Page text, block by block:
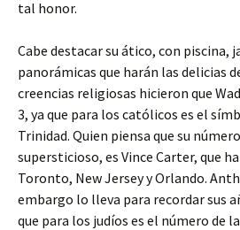
tal honor.
Cabe destacar su ático, con piscina,
panorámicas que harán las delicias
creencias religiosas hicieron que
3, ya que para los católicos es el
Trinidad. Quien piensa que su
supersticioso, es Vince Carter, que
Toronto, New Jersey y Orlando.
embargo lo lleva para recordar sus
que para los judíos es el número de